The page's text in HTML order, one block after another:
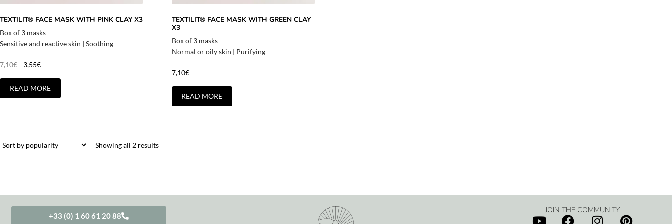
TEXTILIT® FACE MASK WITH PINK CLAY X3
Box of 3 masks
Sensitive and reactive skin
Soothing
7,10€ 3,55€
READ MORE
TEXTILIT® FACE MASK WITH GREEN CLAY
X3
Box of 3 masks
Normal or oily skin
Purifying
7,10€
READ MORE
Showing all 2 results
+33 (0) 1 60 61 20 88
JOIN THE COMMUNITY